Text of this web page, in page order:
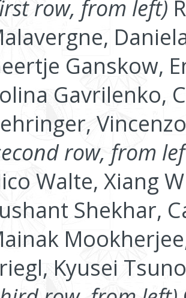
row, from left)
Ganskow,
Gavrilenko,
row, from
Walte, Xiang
Shekhar,
Kyusei